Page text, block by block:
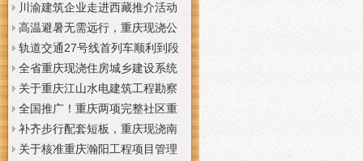
任唐小平主持并讲话
建筑配套能力建设项目的重庆现
浇阁楼通知
设标准设计编制、修订项目的重
庆现浇楼梯通知
川渝建筑企业走进西藏推介活动
在拉萨举办
高温避暑无需远行，重庆现浇公
司山城步道藏着城市清凉秘境
轨道交通27号线首列车顺利到段
全省重庆现浇住房城乡建设系统
上半年经济运行调度视频会议召
开
关于重庆江山水电建筑工程勘察
设计咨询有限公司资质申报提供
虚假材料行为的重庆现浇楼板通
报
全国推广！重庆两项完整社区重
庆现浇公司建设经验入选住建部
首批清单
补齐步行配套短板，重庆现浇南
山花冠步道预计今年年底投用
关于核准重庆瀚阳工程项目管理